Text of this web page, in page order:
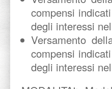
compensi
degli interessi
Versamento
compensi
degli interessi